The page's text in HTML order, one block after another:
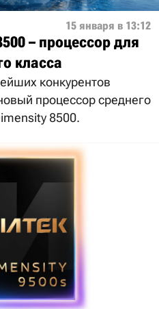
15 января в 13:12
– процессор для
класса
конкурентов
процессор среднего
8500.